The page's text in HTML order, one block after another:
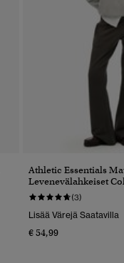
Athletic Essentials
Levenevälahkeiset
(3)
Lisää Värejä Saatavilla
€ 54,99